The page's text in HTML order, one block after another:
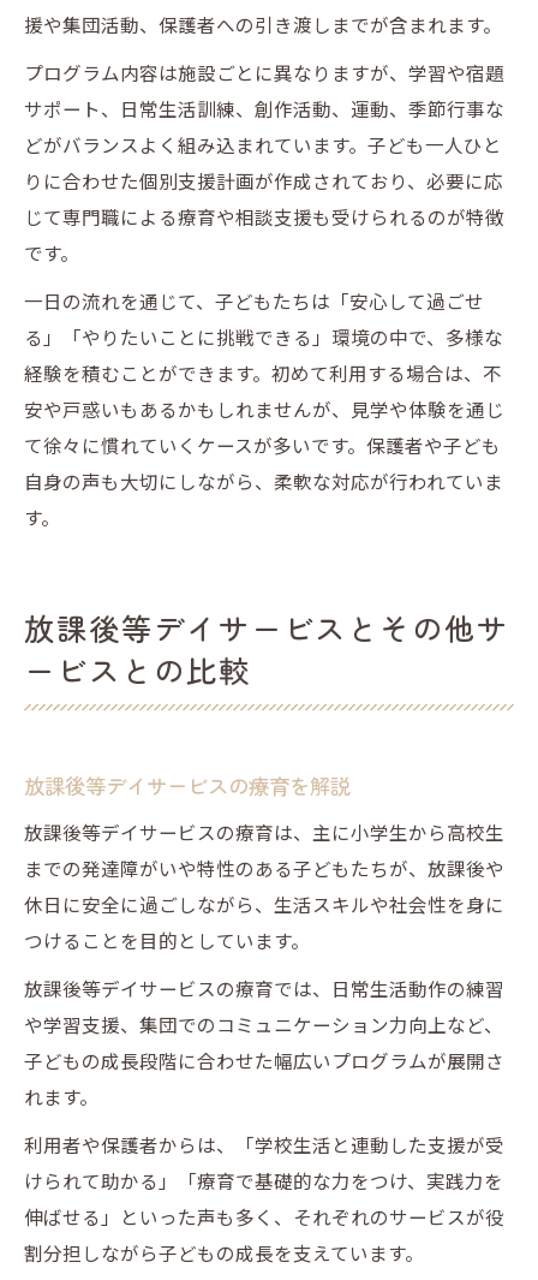
援や集団活動、保護者への引き渡しまでが含まれます。
プログラム内容は施設ごとに異なりますが、学習や宿題
サポート、日常生活訓練、創作活動、運動、季節行事な
どがバランスよく組み込まれています。子ども一人ひと
りに合わせた個別支援計画が作成されており、必要に応
じて専門職による療育や相談支援も受けられるのが特徴
です。
一日の流れを通じて、子どもたちは「安心して過ごせ
る」「やりたいことに挑戦できる」環境の中で、多様な
経験を積むことができます。初めて利用する場合は、不
安や戸惑いもあるかもしれませんが、見学や体験を通じ
て徐々に慣れていくケースが多いです。保護者や子ども
自身の声も大切にしながら、柔軟な対応が行われていま
す。
放課後等デイサービスとその他サ
ービスとの比較
放課後等デイサービスの療育を解説
放課後等デイサービスの療育は、主に小学生から高校生
までの発達障がいや特性のある子どもたちが、放課後や
休日に安全に過ごしながら、生活スキルや社会性を身に
つけることを目的としています。
放課後等デイサービスの療育では、日常生活動作の練習
や学習支援、集団でのコミュニケーション力向上など、
子どもの成長段階に合わせた幅広いプログラムが展開さ
れます。
利用者や保護者からは、「学校生活と連動した支援が受
けられて助かる」「療育で基礎的な力をつけ、実践力を
伸ばせる」といった声も多く、それぞれのサービスが役
割分担しながら子どもの成長を支えています。